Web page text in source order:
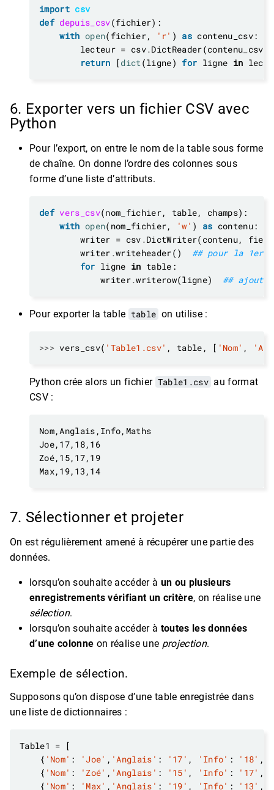
import csv
def depuis_csv
with open(fichier, 'r' ) as
        lecteur
= csv.
return [dict(ligne) for ligne in
6. Exporter vers un fichier CSV avec
Python
Pour l’export, on entre le nom de la table sous forme
de chaîne. On donne l’ordre des colonnes sous
forme d’une liste d’attributs.
def vers_csv
with open(nom_fichier, 'w' ) as
        writer
= csv .DictWriter(contenu,
        writer
.writeheader() ## pour la
for ligne in
            writer
.writerow(ligne) ##
Pour exporter la table table on utilise :
>>> vers_csv( 'Table1.csv' , table, [ 'Nom' ,
Python crée alors un fichier Table1.csv au format
CSV :
Joe,17,18,16
Zoé,15,17,19
Max,19,13,14
7. Sélectionner et projeter
On est régulièrement amené à récupérer une partie des
données.
lorsqu’on souhaite accéder à un ou plusieurs
enregistrements vérifiant un critère, on réalise une
sélection.
lorsqu’on souhaite accéder à toutes les données
d’une colonne on réalise une projection.
Exemple de sélection.
Supposons qu’on dispose d’une table enregistrée dans
une liste de dictionnaires :
Table1 =
    {
'Nom' : 'Joe' , 'Anglais' : '17' , 'Info' : '18' ,
    {
'Nom' : 'Zoé' , 'Anglais' : '15' , 'Info' : '17' ,
    {
'Nom' : 'Max' , 'Anglais' : '19' , 'Info' : '13' ,